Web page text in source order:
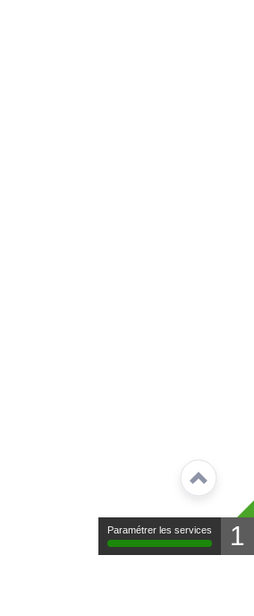
Paramétrer les services 1